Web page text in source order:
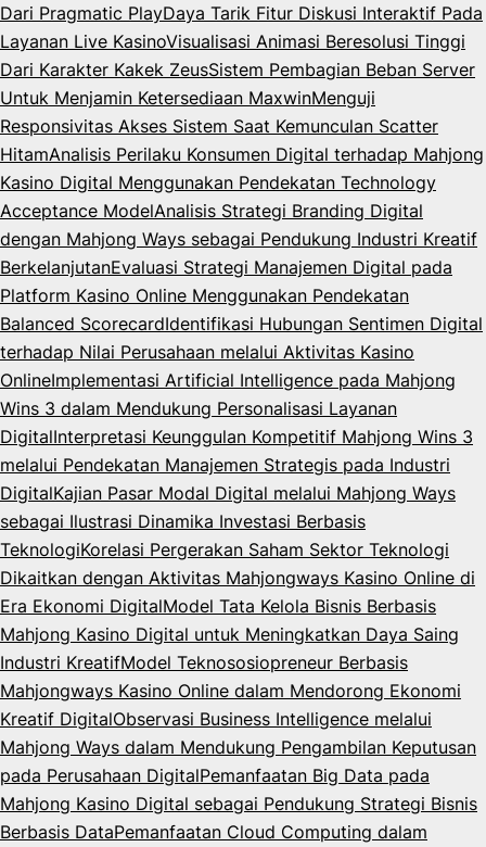
Dari Pragmatic PlayDaya Tarik Fitur Diskusi Interaktif Pada
Layanan Live KasinoVisualisasi Animasi Beresolusi Tinggi
Dari Karakter Kakek ZeusSistem Pembagian Beban Server
Untuk Menjamin Ketersediaan MaxwinMenguji
Responsivitas Akses Sistem Saat Kemunculan Scatter
HitamAnalisis Perilaku Konsumen Digital terhadap Mahjong
Kasino Digital Menggunakan Pendekatan Technology
Acceptance ModelAnalisis Strategi Branding Digital
dengan Mahjong Ways sebagai Pendukung Industri Kreatif
BerkelanjutanEvaluasi Strategi Manajemen Digital pada
Platform Kasino Online Menggunakan Pendekatan
Balanced ScorecardIdentifikasi Hubungan Sentimen Digital
terhadap Nilai Perusahaan melalui Aktivitas Kasino
OnlineImplementasi Artificial Intelligence pada Mahjong
Wins 3 dalam Mendukung Personalisasi Layanan
DigitalInterpretasi Keunggulan Kompetitif Mahjong Wins 3
melalui Pendekatan Manajemen Strategis pada Industri
DigitalKajian Pasar Modal Digital melalui Mahjong Ways
sebagai Ilustrasi Dinamika Investasi Berbasis
TeknologiKorelasi Pergerakan Saham Sektor Teknologi
Dikaitkan dengan Aktivitas Mahjongways Kasino Online di
Era Ekonomi DigitalModel Tata Kelola Bisnis Berbasis
Mahjong Kasino Digital untuk Meningkatkan Daya Saing
Industri KreatifModel Teknososiopreneur Berbasis
Mahjongways Kasino Online dalam Mendorong Ekonomi
Kreatif DigitalObservasi Business Intelligence melalui
Mahjong Ways dalam Mendukung Pengambilan Keputusan
pada Perusahaan DigitalPemanfaatan Big Data pada
Mahjong Kasino Digital sebagai Pendukung Strategi Bisnis
Berbasis DataPemanfaatan Cloud Computing dalam